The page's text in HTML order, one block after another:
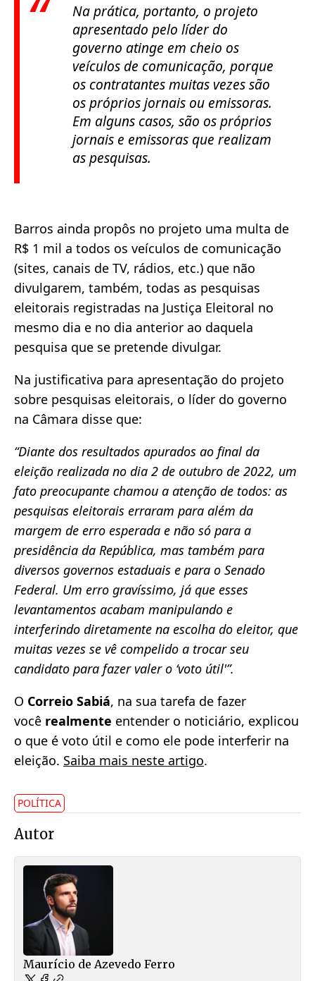
Na prática, portanto, o projeto
apresentado pelo líder do
governo atinge em cheio os
veículos de comunicação, porque
os contratantes muitas vezes são
os próprios jornais ou emissoras.
Em alguns casos, são os próprios
jornais e emissoras que realizam
as pesquisas.
Barros ainda propôs no projeto uma multa de
R$ 1 mil a todos os veículos de comunicação
(sites, canais de TV, rádios, etc.) que não
divulgarem, também, todas as pesquisas
eleitorais registradas na Justiça Eleitoral no
mesmo dia e no dia anterior ao daquela
pesquisa que se pretende divulgar.
Na justificativa para apresentação do projeto
sobre pesquisas eleitorais, o líder do governo
na Câmara disse que:
“Diante dos resultados apurados ao final da
eleição realizada no dia 2 de outubro de 2022, um
fato preocupante chamou a atenção de todos: as
pesquisas eleitorais erraram para além da
margem de erro esperada e não só para a
presidência da República, mas também para
diversos governos estaduais e para o Senado
Federal. Um erro gravíssimo, já que esses
levantamentos acabam manipulando e
interferindo diretamente na escolha do eleitor, que
muitas vezes se vê compelido a trocar seu
candidato para fazer valer o ‘voto útil'”.
O Correio Sabiá, na sua tarefa de fazer
você realmente entender o noticiário, explicou
o que é voto útil e como ele pode interferir na
eleição. Saiba mais neste artigo.
POLÍTICA
Autor
Maurício de Azevedo Ferro